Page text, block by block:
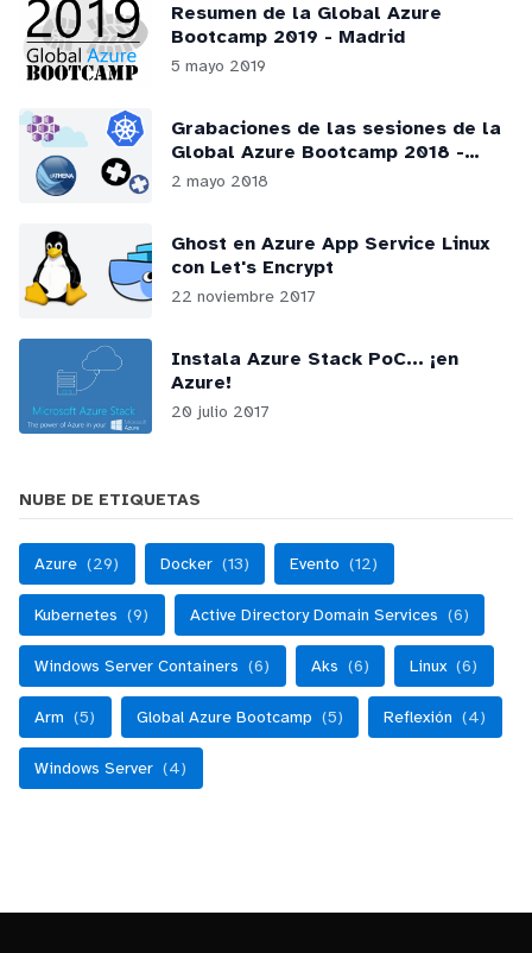
Resumen de la Global Azure
Bootcamp 2019 - Madrid
5 mayo 2019
Grabaciones de las sesiones de la
Global Azure Bootcamp 2018 -
Madrid
2 mayo 2018
Ghost en Azure App Service Linux
con Let's Encrypt
22 noviembre 2017
Instala Azure Stack PoC... ¡en
Azure!
20 julio 2017
NUBE DE ETIQUETAS
Azure (29) Docker (13) Evento (12)
Kubernetes (9) Active Directory Domain Services (6)
Windows Server Containers (6) Aks (6) Linux (6)
Arm (5) Global Azure Bootcamp (5) Reflexión (4)
Windows Server (4)